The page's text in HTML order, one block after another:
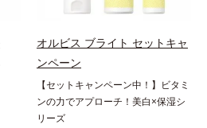
オルビス ブライト セットキャ
ンペーン
【セットキャンペーン中！】ビタミ
ンの力でアプローチ！美白×保湿シ
リーズ